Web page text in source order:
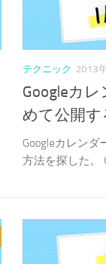
テクニック 2013
Googleカ
めて公開す
Googleカレンダ
方法を探した。